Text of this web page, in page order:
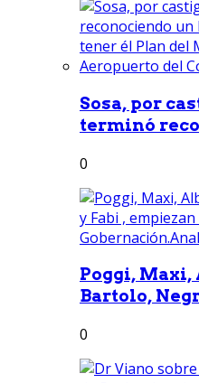
Sosa, por
terminó
0
Poggi,
Bartolo,
0